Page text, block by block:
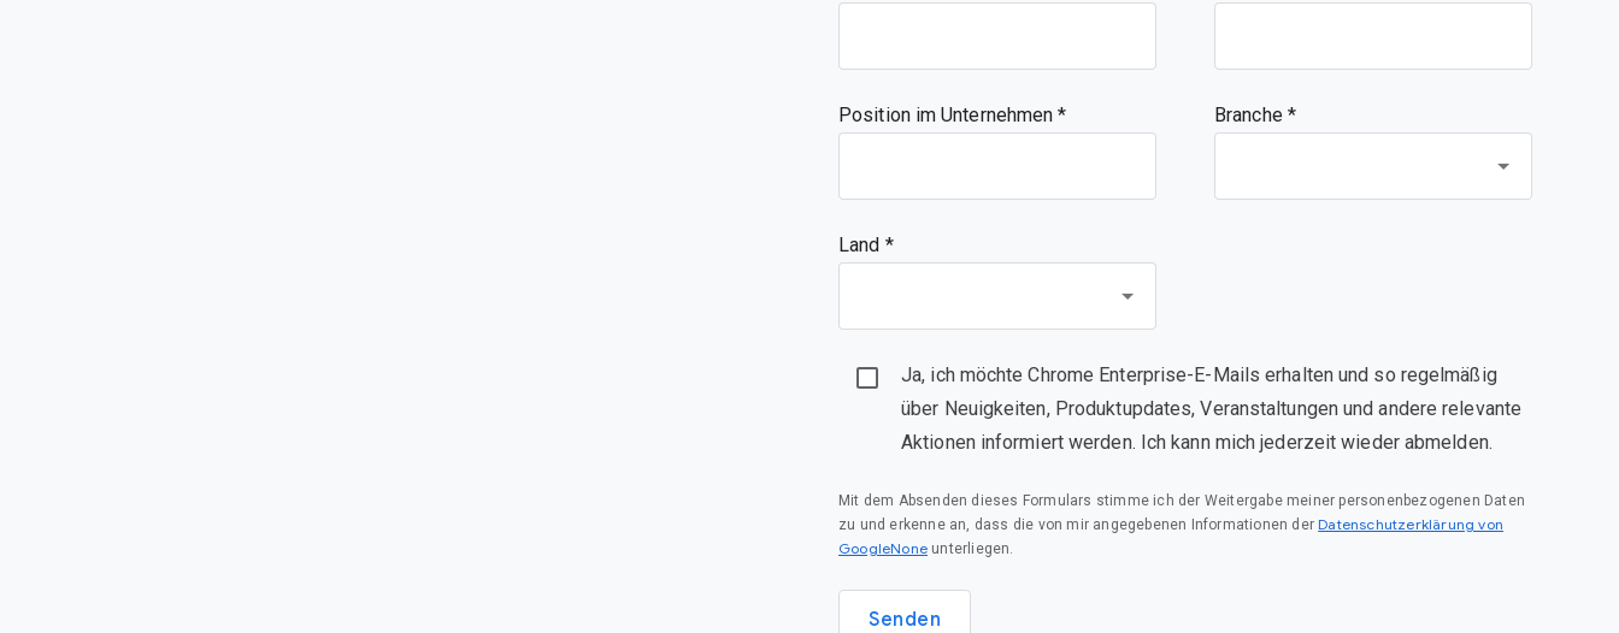
Position im Unternehmen Branche *
Land *
Ja, ich möchte Chrome Enterprise-E-Mails erhalten und so regelmäßig
über Neuigkeiten, Produktupdates, Veranstaltungen und andere relevante
Aktionen informiert werden. Ich kann mich jederzeit wieder abmelden.
Mit dem Absenden dieses Formulars stimme ich der Weitergabe meiner personenbezogenen Daten
zu und erkenne an, dass die von mir angegebenen Informationen der Datenschutzerklärung von
GoogleNone unterliegen.
Senden